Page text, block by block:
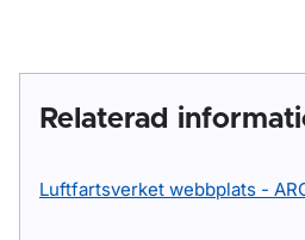
Relaterad
Luftfartsverket webbplats -